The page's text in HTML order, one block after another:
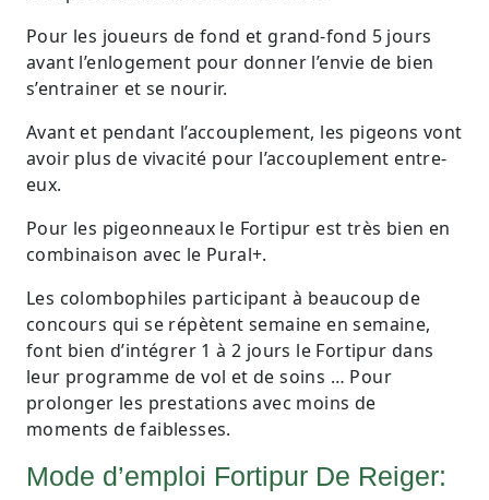
Pour les joueurs de fond et grand-fond 5 jours
avant l’enlogement pour donner l’envie de bien
s’entrainer et se nourir.
Avant et pendant l’accouplement, les pigeons vont
avoir plus de vivacité pour l’accouplement entre-
eux.
Pour les pigeonneaux le Fortipur est très bien en
combinaison avec le Pural+.
Les colombophiles participant à beaucoup de
concours qui se répètent semaine en semaine,
font bien d’intégrer 1 à 2 jours le Fortipur dans
leur programme de vol et de soins … Pour
prolonger les prestations avec moins de
moments de faiblesses.
Mode d’emploi Fortipur De Reiger: